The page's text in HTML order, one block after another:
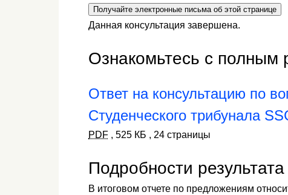
Получайте электронные письма об этой странице
Данная консультация завершена.
Ознакомьтесь с полным
Ответ на консультацию по
Студенческого трибунала
PDF , 525 КБ , 24 страницы
Подробности результата
В итоговом отчете по предложениям